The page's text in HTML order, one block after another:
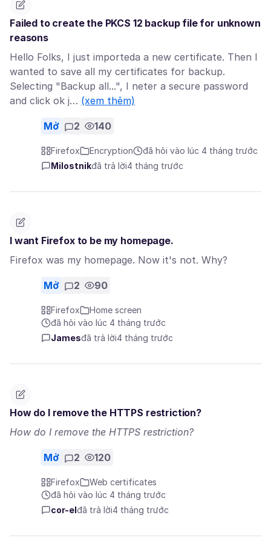
Failed to create the PKCS 12 backup file for unknown
reasons
Hello Folks, I just importeda a new certificate. Then I
wanted to save all my certificates for backup.
Selecting "Backup all...", I neter a secure password
and click ok j… (xem thêm)
Mở 2 140
Firefox Encryption
đã hỏi vào lúc 4 tháng trước
Milostnikđã trả lời4 tháng trước
I want Firefox to be my homepage.
Firefox was my homepage. Now it's not. Why?
Mở 2 90
Firefox
Home screen
đã hỏi vào lúc 4 tháng trước
Jamesđã trả lời4 tháng trước
How do I remove the HTTPS restriction?
How do I remove the HTTPS restriction?
Mở 2 120
Firefox
Web certificates
đã hỏi vào lúc 4 tháng trước
cor-el đã trả lời4 tháng trước